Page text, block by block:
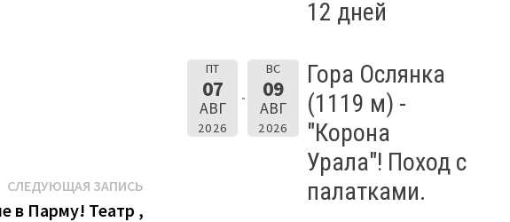
СЛЕДУЮЩАЯ ЗАПИСЬСледующая
в Парму! Театр ,
12 дней
ПТ
07
АВГ
2026
ВС
09
АВГ
2026
Гора Ослянка
(1119 м) -
"Корона
Урала"! Поход с
палатками.